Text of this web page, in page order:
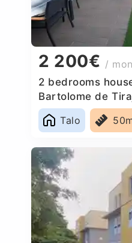
2 200€ /
2 bedrooms
Bartolome de
Talo